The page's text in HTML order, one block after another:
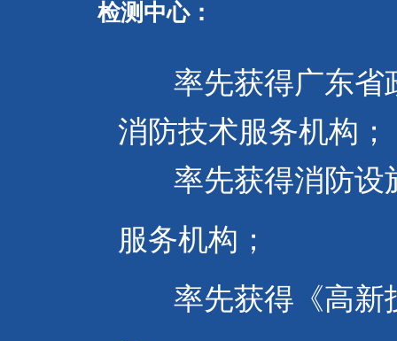
检测中心：
率先获得广东省
消防技术服务机构；
率先获得消防设
服务机构；
率先获得《高新